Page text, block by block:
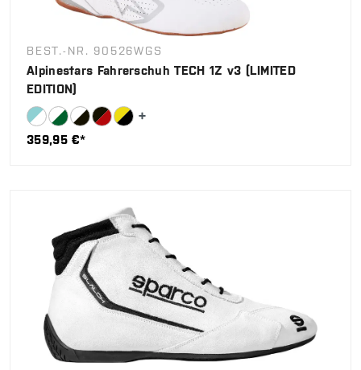
BEST.-NR. 90526WGS
Alpinestars Fahrerschuh TECH 1Z v3 (LIMITED
EDITION)
359,95 €*